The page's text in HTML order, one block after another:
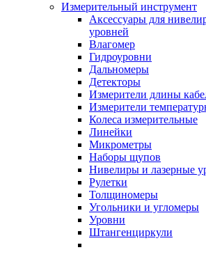
Измерительный инструмент
Аксессуары для
уровней
Влагомер
Гидроуровни
Дальномеры
Детекторы
Измерители длины
Измерители
Колеса измерительные
Линейки
Микрометры
Наборы щупов
Нивелиры и лазерные
Рулетки
Толщиномеры
Угольники и угломеры
Уровни
Штангенциркули